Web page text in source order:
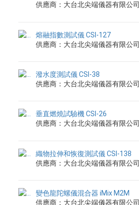
供應商：大台北尖端儀器有限公司
熔融指數測試儀 CSI-127
供應商：大台北尖端儀器有限公司
潑水度測試儀 CSI-38
供應商：大台北尖端儀器有限公司
垂直燃燒試驗機 CSI-26
供應商：大台北尖端儀器有限公司
織物拉伸和恢復測試儀 CSI-138
供應商：大台北尖端儀器有限公司
變色龍陀螺儀混合器 iMix M2M
供應商：大台北尖端儀器有限公司